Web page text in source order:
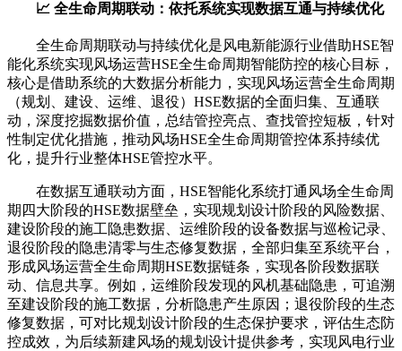
📈 全生命周期联动：依托系统实现数据互通与持续优化
全生命周期联动与持续优化是风电新能源行业借助HSE智
能化系统实现风场运营HSE全生命周期智能防控的核心目标，
核心是借助系统的大数据分析能力，实现风场运营全生命周期
（规划、建设、运维、退役）HSE数据的全面归集、互通联
动，深度挖掘数据价值，总结管控亮点、查找管控短板，针对
性制定优化措施，推动风场HSE全生命周期管控体系持续优
化，提升行业整体HSE管控水平。
在数据互通联动方面，HSE智能化系统打通风场全生命周
期四大阶段的HSE数据壁垒，实现规划设计阶段的风险数据、
建设阶段的施工隐患数据、运维阶段的设备数据与巡检记录、
退役阶段的隐患清零与生态修复数据，全部归集至系统平台，
形成风场运营全生命周期HSE数据链条，实现各阶段数据联
动、信息共享。例如，运维阶段发现的风机基础隐患，可追溯
至建设阶段的施工数据，分析隐患产生原因；退役阶段的生态
修复数据，可对比规划设计阶段的生态保护要求，评估生态防
控成效，为后续新建风场的规划设计提供参考，实现风电行业